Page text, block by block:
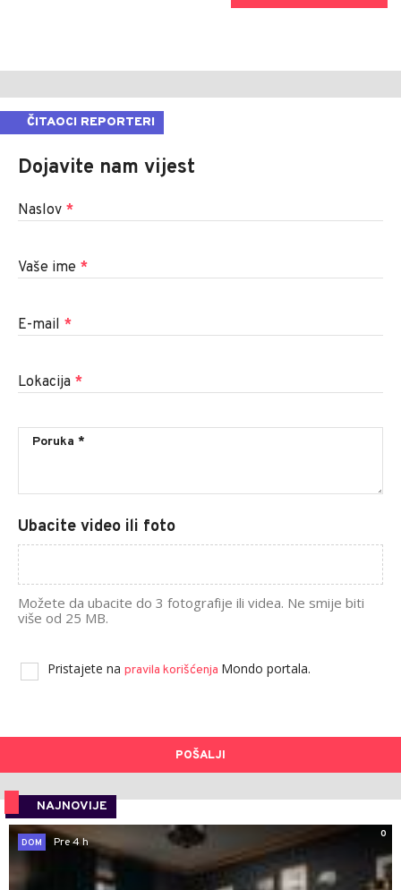
ČITAOCI REPORTERI
Dojavite nam vijest
Naslov *
Vaše ime *
E-mail *
Lokacija *
Ubacite video ili foto
Možete da ubacite do 3 fotografije ili videa. Ne smije biti
više od 25 MB.
Pristajete na pravila korišćenja Mondo portala.
POŠALJI
NAJNOVIJE
0
DOM
Pre 4 h